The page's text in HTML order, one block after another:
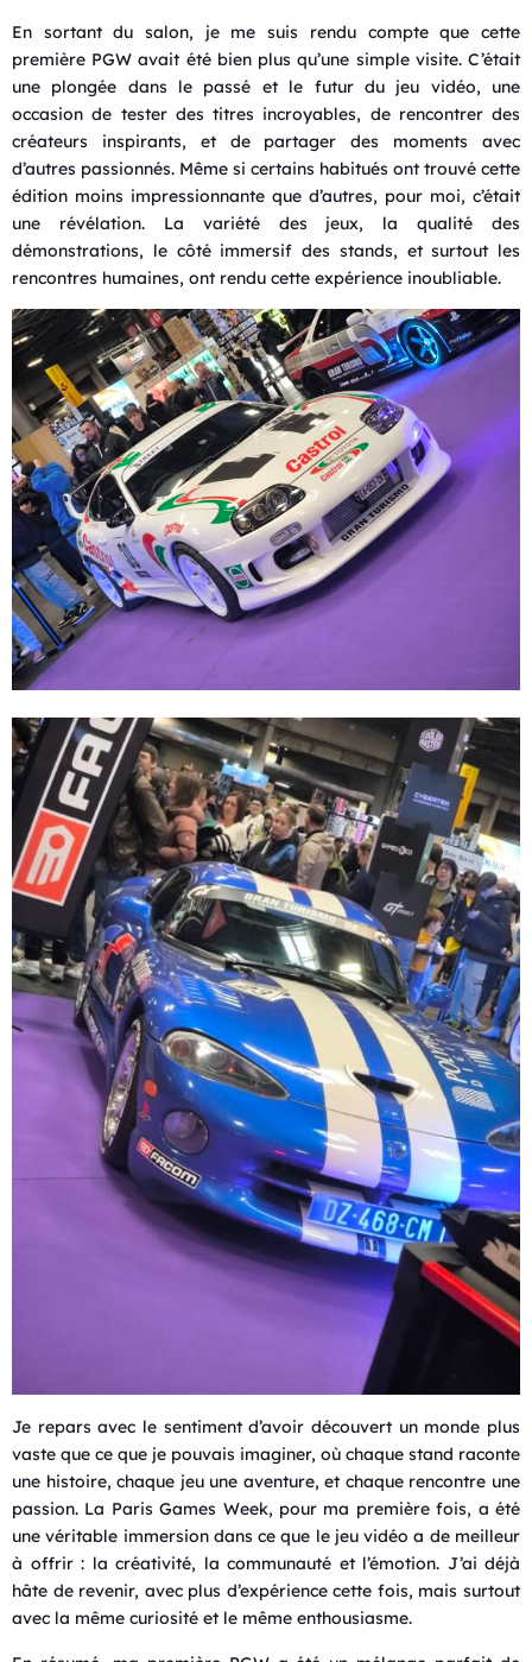
En sortant du salon, je me suis rendu compte que cette
première PGW avait été bien plus qu’une simple visite. C’était
une plongée dans le passé et le futur du jeu vidéo, une
occasion de tester des titres incroyables, de rencontrer des
créateurs inspirants, et de partager des moments avec
d’autres passionnés. Même si certains habitués ont trouvé cette
édition moins impressionnante que d’autres, pour moi, c’était
une révélation. La variété des jeux, la qualité des
démonstrations, le côté immersif des stands, et surtout les
rencontres humaines, ont rendu cette expérience inoubliable.
Je repars avec le sentiment d’avoir découvert un monde plus
vaste que ce que je pouvais imaginer, où chaque stand raconte
une histoire, chaque jeu une aventure, et chaque rencontre une
passion. La Paris Games Week, pour ma première fois, a été
une véritable immersion dans ce que le jeu vidéo a de meilleur
à offrir : la créativité, la communauté et l’émotion. J’ai déjà
hâte de revenir, avec plus d’expérience cette fois, mais surtout
avec la même curiosité et le même enthousiasme.